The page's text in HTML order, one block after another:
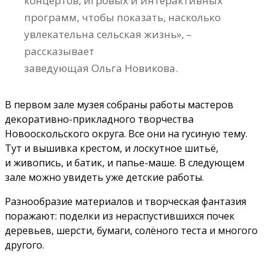
программ, чтобы показать, насколько
увлекательна сельская жизнь», –
рассказывает
заведующая Ольга Новикова.
В первом зале музея собраны работы мастеров
декоративно-прикладного творчества
Новооскольского округа. Все они на гусиную тему.
Тут и вышивка крестом, и лоскутное шитьё,
и живопись, и батик, и папье-маше. В следующем
зале можно увидеть уже детские работы.
Разнообразие материалов и творческая фантазия
поражают: поделки из нераспустившихся почек
деревьев, шерсти, бумаги, солёного теста и многого
другого.